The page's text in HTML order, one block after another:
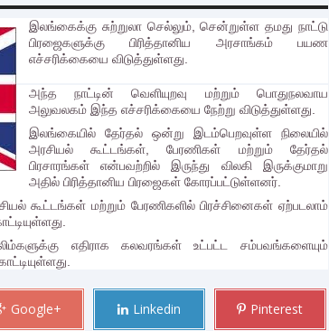
இலங்கைக்கு சுற்றுலா செல்லும், சென்றுள்ள தமது நாட்டு
பிரஜைகளுக்கு பிரித்தானிய அரசாங்கம் பயண
எச்சரிக்கையை விடுத்துள்ளது.
அந்த நாட்டின் வெளியுறவு மற்றும் பொதுநலவாய
அலுவலகம் இந்த எச்சரிக்கையை நேற்று விடுத்துள்ளது.
இலங்கையில் தேர்தல் ஒன்று இடம்பெறவுள்ள நிலையில்
அரசியல் கூட்டங்கள், பேரணிகள் மற்றும் தேர்தல்
பிரசாரங்கள் என்பவற்றில் இருந்து விலகி இருக்குமாறு
அதில் பிரித்தானிய பிரஜைகள் கோரப்பட்டுள்ளனர்.
கூட்டங்கள் மற்றும் பேரணிகளில் பிரச்சினைகள் ஏற்படலாம்
எதிராக கலவரங்கள் உட்பட்ட சம்பவங்களையும்
Google+ Linkedin Pinterest